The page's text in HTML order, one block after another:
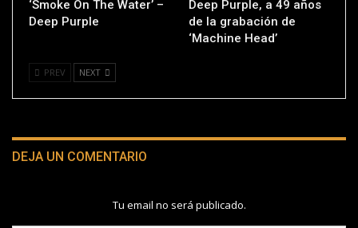
‘Smoke On The Water’ –
Deep Purple
Deep Purple, a 49 años
de la grabación de
‘Machine Head’
PREV NEXT
DEJA UN COMENTARIO
Tu email no será publicado.